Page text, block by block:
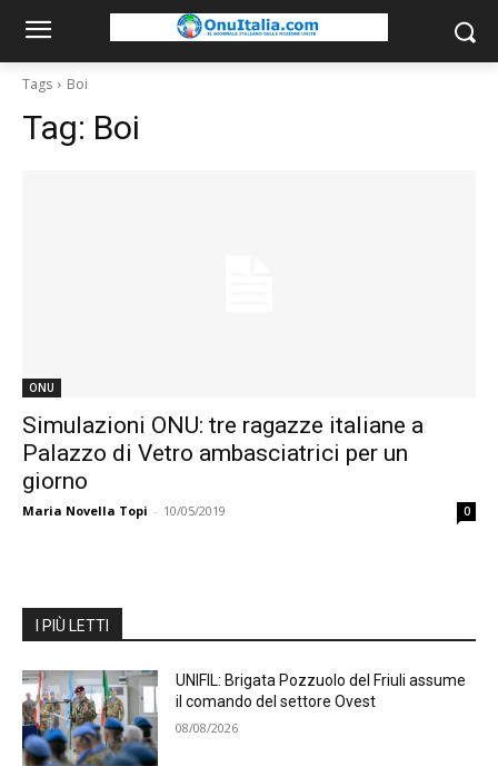
Tags Boi
Tag: Boi
ONU
Simulazioni ONU: tre ragazze italiane a
Palazzo di Vetro ambasciatrici per un
giorno
Maria Novella Topi - 10/05/2019 0
I PIÙ LETTI
UNIFIL: Brigata Pozzuolo del Friuli assume
il comando del settore Ovest
08/08/2026